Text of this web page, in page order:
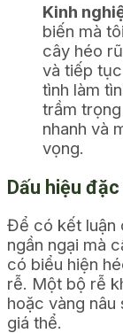
Kinh
biến mà
cây héo
và tiếp
tình làm
trầm
nhanh và
vọng.
Dấu hiệu
Để có kết luận
ngần ngại mà
có biểu hiện
rễ. Một bộ rễ
hoặc vàng
giá thể.